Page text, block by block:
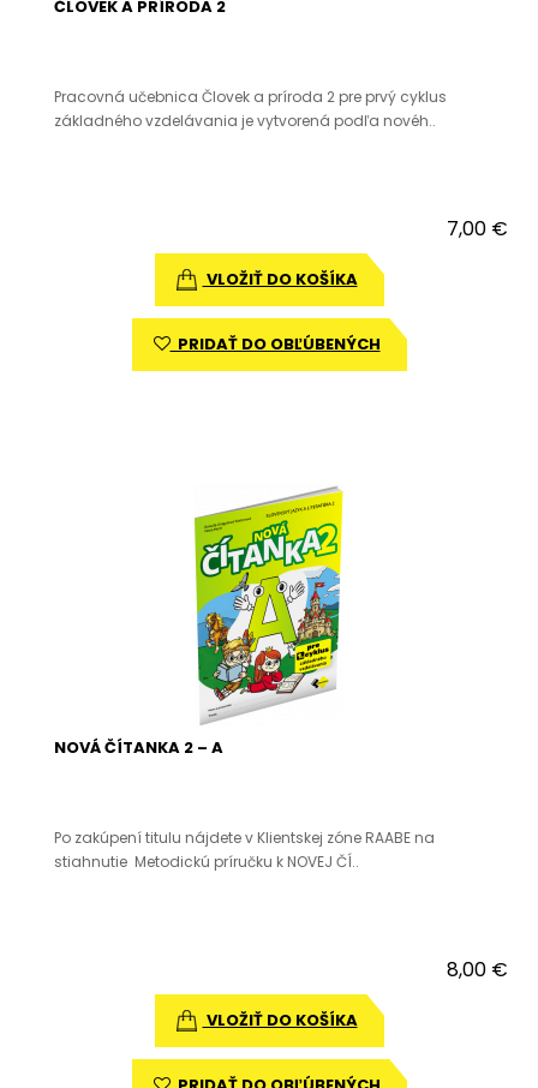
ČLOVEK A PRÍRODA 2
Pracovná učebnica Človek a príroda 2 pre prvý cyklus
základného vzdelávania je vytvorená podľa novéh..
7,00 €
VLOŽIŤ DO KOŠÍKA
PRIDAŤ DO OBĽÚBENÝCH
NOVÁ ČÍTANKA 2 – A
Po zakúpení titulu nájdete v Klientskej zóne RAABE na
stiahnutie Metodickú príručku k NOVEJ ČÍ..
8,00 €
VLOŽIŤ DO KOŠÍKA